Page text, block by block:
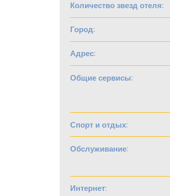
Количество звезд отеля:
Город:
Адрес:
Общие сервисы:
Спорт и отдых:
Обслуживание:
Интернет: